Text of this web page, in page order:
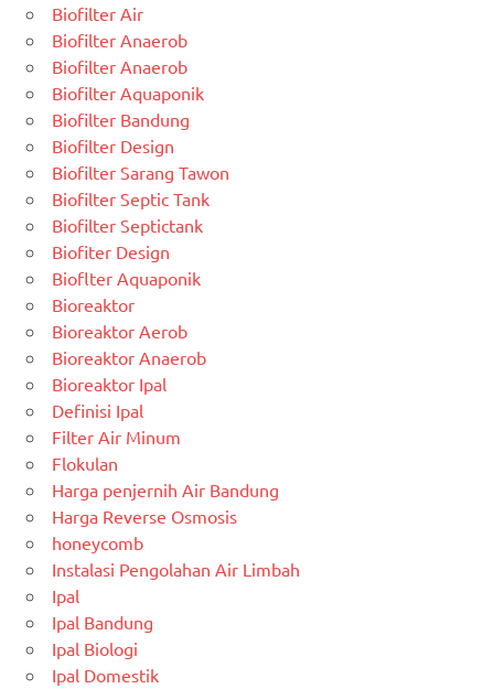
Biofilter Air
Biofilter Anaerob
Biofilter Anaerob
Biofilter Aquaponik
Biofilter Bandung
Biofilter Design
Biofilter Sarang Tawon
Biofilter Septic Tank
Biofilter Septictank
Biofiter Design
Bioflter Aquaponik
Bioreaktor
Bioreaktor Aerob
Bioreaktor Anaerob
Bioreaktor Ipal
Definisi Ipal
Filter Air Minum
Flokulan
Harga penjernih Air Bandung
Harga Reverse Osmosis
honeycomb
Instalasi Pengolahan Air Limbah
Ipal
Ipal Bandung
Ipal Biologi
Ipal Domestik